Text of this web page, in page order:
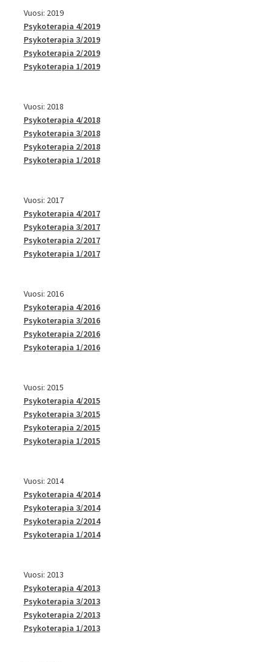
Vuosi: 2019
Psykoterapia 4/2019
Psykoterapia 3/2019
Psykoterapia 2/2019
Psykoterapia 1/2019
Vuosi: 2018
Psykoterapia 4/2018
Psykoterapia 3/2018
Psykoterapia 2/2018
Psykoterapia 1/2018
Vuosi: 2017
Psykoterapia 4/2017
Psykoterapia 3/2017
Psykoterapia 2/2017
Psykoterapia 1/2017
Vuosi: 2016
Psykoterapia 4/2016
Psykoterapia 3/2016
Psykoterapia 2/2016
Psykoterapia 1/2016
Vuosi: 2015
Psykoterapia 4/2015
Psykoterapia 3/2015
Psykoterapia 2/2015
Psykoterapia 1/2015
Vuosi: 2014
Psykoterapia 4/2014
Psykoterapia 3/2014
Psykoterapia 2/2014
Psykoterapia 1/2014
Vuosi: 2013
Psykoterapia 4/2013
Psykoterapia 3/2013
Psykoterapia 2/2013
Psykoterapia 1/2013